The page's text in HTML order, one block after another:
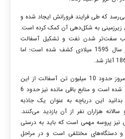
که طی فرایند فرورانش ایجاد شده و
به شکل‌دهی آن کمک کرده است.
سفت‌تر شدن نفت و تشکیل آسفالت
سنگین می‌شود. این دریاچه در سال 1595 میلادی کشف شده است؛ اما
آسفالت از این
استخراج شده است و منابع باقی مانده نیز حدود 6
این دریاچه به عنوان یک جاذبه
هزاران نفر از آن بازدید می‌کنند.
نیز پروسه مهمی است که باید به درستی
و دستگاه‌های مختلفی است و در مراحل